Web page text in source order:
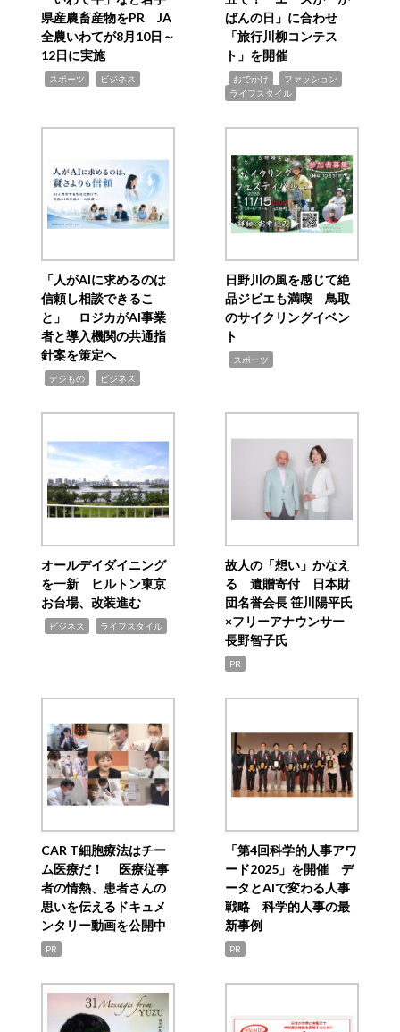
県産農畜産物をPR JA
全農いわてが8月10日～
12日に実施
スポーツ ビジネス
ばんの日」に合わせ
「旅行川柳コンテス
ト」を開催
おでかけ ファッション
ライフスタイル
「人がAIに求めるのは
信頼し相談できるこ
と」 ロジカがAI事業
者と導入機関の共通指
針案を策定へ
デジもの ビジネス
日野川の風を感じて絶
品ジビエも満喫 鳥取
のサイクリングイベン
ト
スポーツ
オールデイダイニング
を一新 ヒルトン東京
お台場、改装進む
ビジネス ライフスタイル
故人の「想い」かなえ
る 遺贈寄付 日本財
団名誉会長 笹川陽平氏
×フリーアナウンサー
長野智子氏
PR
CAR T細胞療法はチー
ム医療だ！ 医療従事
者の情熱、患者さんの
思いを伝えるドキュメ
ンタリー動画を公開中
PR
「第4回科学的人事アワ
ード2025」を開催 デ
ータとAIで変わる人事
戦略 科学的人事の最
新事例
PR